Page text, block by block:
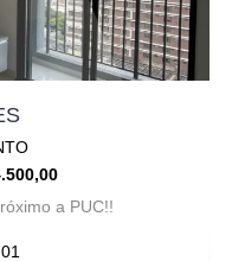
a PUC!!
01